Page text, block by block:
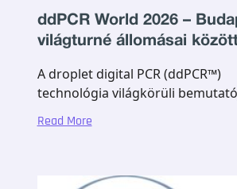
ddPCR World 2026 –
világturné állomásai
A droplet digital PCR (ddPCR™)
technológia világkörüli
Read More